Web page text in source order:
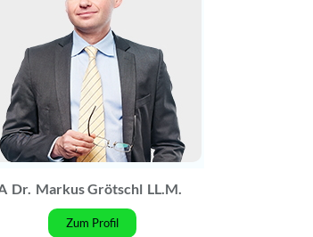
Dr. Markus Grötschl LL.M.
Zum Profil